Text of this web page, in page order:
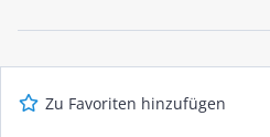
Lieferung und kompetenten
Zu Favoriten hinzufügen